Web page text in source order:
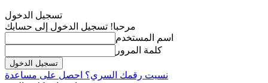
تسجيل الدخول
مرحبا! تسجيل الدخول إلى حسابك
اسم المستخدم
كلمة المرور
نسيت رقمك السري؟ احصل على مساعدة